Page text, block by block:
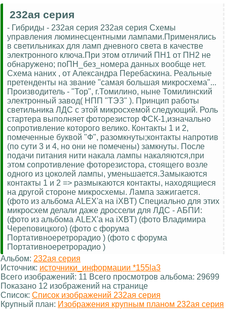
232ая серия
- Гибриды - 232ая серия 232ая серия Схемы
управления люминесцентными лампами.Применялись
в светильниках для ламп дневного света в качестве
электронного ключа.При этом отличий ПН1 от ПН2 не
обнаружено; поПН_без_номера данных вообще нет.
Схема наних , от Александра Перебаскина. Реальные
претенденты на звание "самая большая микросхема"...
Производитель - "Тор", г.Томилино, ныне Томилинский
электронный завод( НПП "ТЭЗ" ). Принцип работы
светильника ЛДС с этой микросхемой следующий. Роль
стартера выполняет фоторезистор ФСК-1,изначально
сопротивление которого велико. Контакты 1 и 2,
помеченные буквой "Ф", разомкнуты;контакты напротив
(по сути 3 и 4, но они не помечены) замкнуты. После
подачи питания нити накала лампы накаляются,при
этом сопротивление фоторезистора, стоящего возле
одного из цоколей лампы, уменьшается.Замыкаются
контакты 1 и 2 => размыкаются контакты, находящиеся
на другой стороне микросхемы. Лампа зажигается.
(фото из альбома ALEX'а на iXBT) Специально для этих
микросхем делали даже дроссели для ЛДС - АБПИ:
(фото из альбома ALEX'а на iXBT) (фото Владимира
Череповицкого) (фото с форума
Портативноеретрорадио ) (фото с форума
Портативноеретрорадио )
Альбом: 232ая серия
Источник: источники_информации *155la3
Всего изображений: 11 Всего просмотров альбома: 29699
Показано 12 изображений на странице
Список: Список изображений 232ая серия
Крупный план: Изображения крупным планом 232ая серия